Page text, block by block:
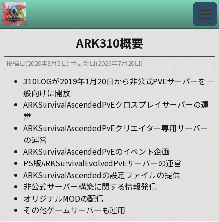
ARK310概要
投稿日(2020年3月5日) ⇒更新日(2026年7月20日)
310LOGが2019年1月20日から非公式PVEサーバーを一
般向けに開放
ARKSurvivalAscendedPvEクロスプレイサーバーの運
営
ARKSurvivalAscendedPvEクリエイター専用サーバー
の運営
ARKSurvivalAscendedPvEのイベント企画
PS版ARKSurvivalEvolvedPvEサーバーの運営
ARKSurvivalAscendedの設定ファイルの提供
非公式サーバー構築に関する情報発信
オリジナルMODの配信
その他ゲームサーバーも運用